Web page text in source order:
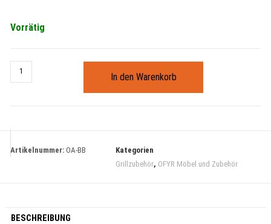
Vorrätig
In den Warenkorb
Artikelnummer: OA-BB
Kategorien
Grillzubehör, OFYR Möbel und Zubehör
BESCHREIBUNG